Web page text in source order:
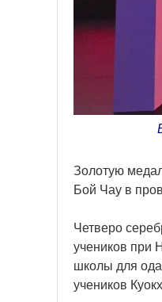
Золотую
Бой Чау в
Четверо
учеников при
школы для
учеников